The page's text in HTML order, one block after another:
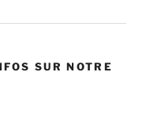
SUR NOTRE